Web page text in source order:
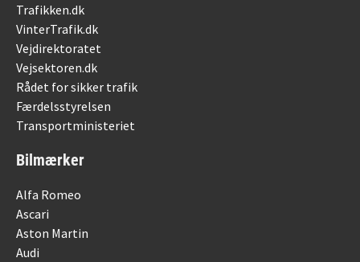
Trafikken.dk
VinterTrafik.dk
Vejdirektoratet
Vejsektoren.dk
Rådet for sikker trafik
Færdelsstyrelsen
Transportministeriet
Bilmærker
Alfa Romeo
Ascari
Aston Martin
Audi